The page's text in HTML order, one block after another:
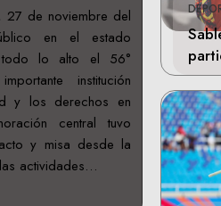
27 de noviembre del
en el estado
lo alto el 56°
institución
y los derechos en
central tuvo
y misa desde la
actividades…